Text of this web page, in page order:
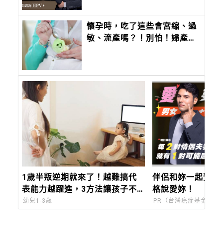
懷孕時，吃了這些會宮縮、過
敏、流產嗎？！別怕！婦產科
1歲半叛逆期就來了！越難搞代
表能力越躍進，3方法讓孩子不
生氣，別在哭鬧時說教
幼兒1-3歲
伴侶和妳一起預防
格說愛妳！
PR（台灣癌症基金會）